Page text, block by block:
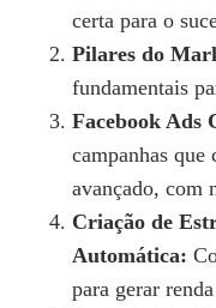
certa para o
Pilares do
fundamentais
Facebook Ads
campanhas que
avançado, com
Criação de
Automática:
para gerar